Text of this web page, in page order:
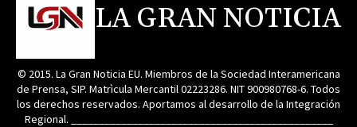
LA GRAN NOTICIA
© 2015. La Gran Noticia EU. Miembros de la Sociedad Interamericana
de Prensa, SIP. Matrìcula Mercantil 02223286. NIT 900980768-6. Todos
los derechos reservados. Aportamos al desarrollo de la Integración
Regional. _______________________________________________